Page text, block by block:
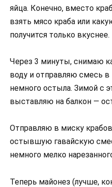
яйца. Конечно, вместо
взять мясо краба или
получится только вкуснее.
Через 3 минуты, снимаю
воду и отправляю смесь
немного остыла. Зимой с
выставляю на балкон —
Отправляю в миску
остывшую гавайскую
немного мелко
Теперь майонез (лучше,